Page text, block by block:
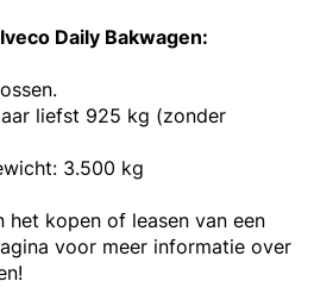
Daily Bakwagen:
liefst 925 kg (zonder
3.500 kg
het kopen of leasen van een
voor meer informatie over